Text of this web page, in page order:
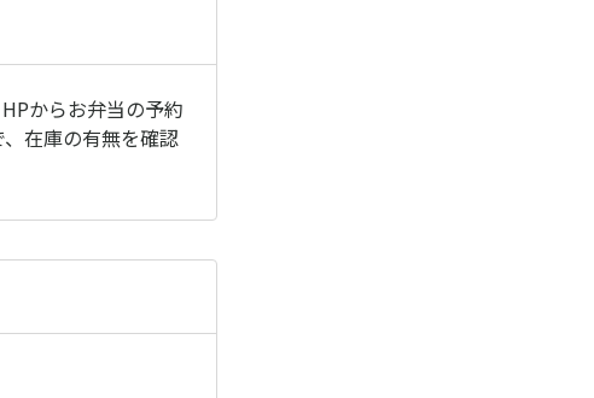
からお弁当の予約
在庫の有無を確認